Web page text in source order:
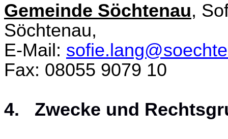
Gemeinde Söchtenau,
Söchtenau,
E-Mail:
Fax: 08055 9079 10
4. Zwecke und